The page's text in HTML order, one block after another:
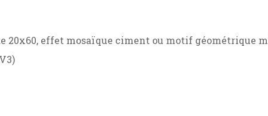
20x60, effet mosaïque ciment ou motif géométrique